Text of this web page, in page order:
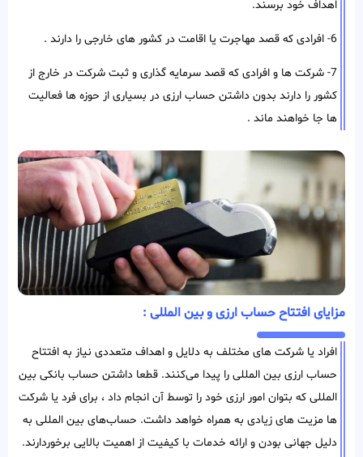
اهداف خود برسند.
6- افرادی که قصد مهاجرت یا اقامت در کشور های خارجی را دارند .
7- شرکت ها و افرادی که قصد سرمایه گذاری و ثبت شرکت در خارج از
کشور را دارند بدون داشتن حساب ارزی در بسیاری از حوزه ها فعالیت
ها جا خواهند ماند .
مزایای افتتاح حساب ارزی و بین المللی :
افراد یا شرکت های مختلف به دلایل و اهداف متعددی نیاز به افتتاح
حساب ارزی بین المللی را پیدا می‌کنند. قطعا داشتن حساب بانکی بین
المللی که بتوان امور ارزی خود را توسط آن انجام داد ، برای فرد یا شرکت
ها مزیت های زیادی به همراه خواهد داشت. حساب‌های بین المللی به
دلیل جهانی بودن و ارائه خدمات با کیفیت از اهمیت بالایی برخوردارند.